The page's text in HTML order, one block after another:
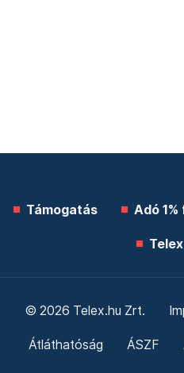
Támogatás Adó
© 2026 Telex.hu Zrt.
Átláthatóság ÁSZF